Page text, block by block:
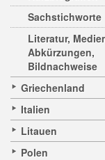
Sachstichworte
Literatur,
Abkürzungen,
Bildnachweise
Griechenland
Italien
Litauen
Polen